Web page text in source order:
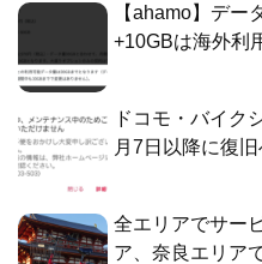
【ahamo】デー
+10GBは海外利
ドコモ・バイク
月7日以降に復
全エリアでサー
ア、奈良エリア